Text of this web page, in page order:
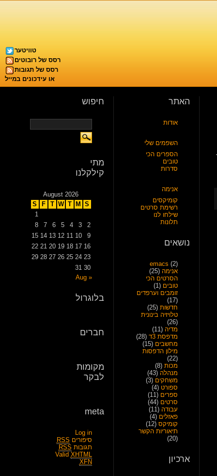
טוויטער
רסס של רובוטים
רסס של תגובות
או עידכונים במייל
האתר
אודות
השפמים שלי
הספרים הכי
טובים
סדרות
אנימה
קומיקסים
רשימת סרטים
שילחו לנו
תלונות
נושאים
emacs (2)
אנימה (25)
הסרטים הכי
טובים (1)
זומבים וערפדים
(17)
חדשות (25)
טלויזיה בינונית
(26)
מדיה (11)
מדפסת 3ד
(28)
מחשבים (15)
מילון הדפסות
(22)
מכות (8)
מנהלה (43)
משחקים (3)
ספורט (4)
ספרים (11)
סרטים (44)
עבודה (11)
פאזלים (4)
קומיקס (12)
תיאוריות הקשר
(20)
ארכיון
חיפוש
מתי
קילקלנו
August 2026
S
M
T
W
T
F
S
1
2
3
4
5
6
7
8
9
10
11
12
13
14
15
16
17
18
19
20
21
22
23
24
25
26
27
28
29
30
31
« Aug
בלוגרול
חברים
מקומות
לבקר
meta
Log in
סיפורים RSS
תגובות RSS
Valid XHTML
XFN